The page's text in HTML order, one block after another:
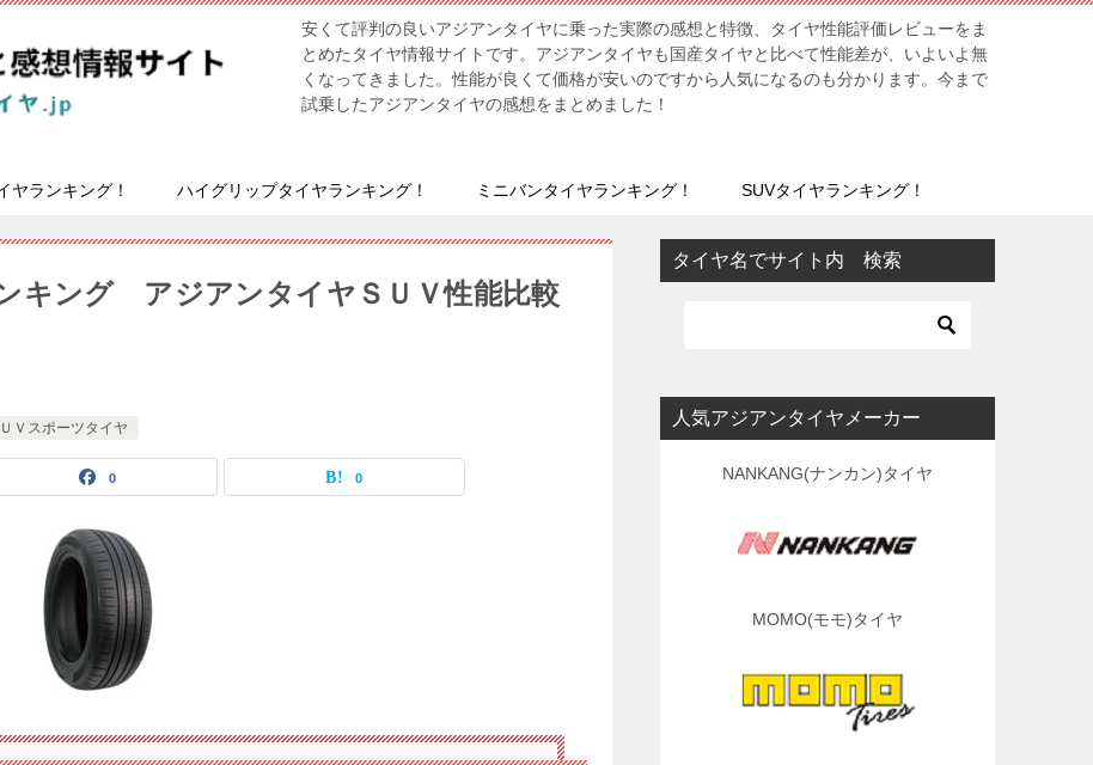
安くて評判の良いアジアンタイヤに乗った実際の感想と特徴、タイヤ性能評価レビューをま
とめたタイヤ情報サイトです。アジアンタイヤも国産タイヤと比べて性能差が、いよいよ無
くなってきました。性能が良くて価格が安いのですから人気になるのも分かります。今まで
試乗したアジアンタイヤの感想をまとめました！
ヤランキング！ ハイグリップタイヤランキング！ ミニバンタイヤランキング！ SUVタイヤランキング！
キング アジアンタイヤＳＵＶ性能比較
Ｖスポーツタイヤ
0 0
タイヤ名でサイト内 検索
人気アジアンタイヤメーカー
NANKANG(ナンカン)タイヤ
MOMO(モモ)タイヤ